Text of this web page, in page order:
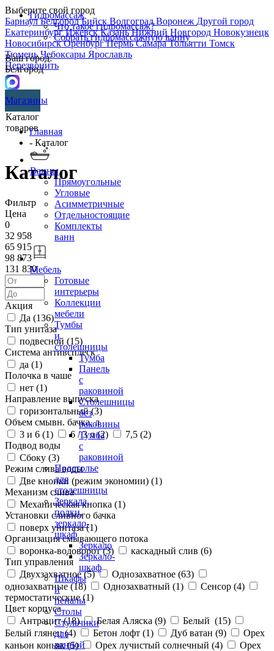
Выберите свой город
БарнаулБелгородБийск ВолгоградВоронеж Другой город
ЕкатеринбургИжевскКазаньНижний Новгород Новокузнецк
НовосибирскОренбургПермьСамараТольятти Томск
ТюменьЧебоксары Ярославль
Перезвонить
Гидромассаж
Что такое гидромассаж?
Собрать гидромассажную ванну
Ваш город:
Белгород
Магазины
Каталог
товаров
Ванны
Прямоугольные
Угловые
Асимметричные
Отдельностоящие
Комплекты
ванн
Мебель
Готовые
интерьеры
Коллекции
мебели
Тумбы
и
столешницы
Тумба
Панель
с
раковиной
Столешницы
без
раковины
Тумба
с
раковиной
Подстолье
для
столешницы
Зеркала,
полки,
зеркало-
шкаф
Зеркало
Зеркало-
шкаф
Шкафы
и
пеналы
Столы
Стульчики
для
ванной
Главная
- Каталог
Каталог
Фильтр
Цена
0
32 958
65 915
98 873
131 830
Акция
Да (136)
Тип унитаза
подвесной (15)
Система антивсплеск
да (1)
Полочка в чаше
нет (1)
Направление выпуска
горизонтальный (3)
Объем смывн. бачка, л
3 и 6 (1) 6 / 3 л (2) 7,5 (2)
Подвод воды
Сбоку (3)
Режим слива воды
Две кнопки (режим экономии) (1)
Механизм слива
Механическая кнопка (1)
Установки сливного бачка
поверх унитаза (1)
Организация смывающего потока
воронка-водоворот (3) каскадный слив (6)
Тип управления
Двухзахватное (5) Однозахватное (63)
однозахватные (18) Однозахватный (1) Сенсор (4)
термостатические (1)
Цвет корпуса
Антрацит (18) Белая Аляска (9) Белый (15)
Белый глянец (4) Бетон лофт (1) Дуб ватан (9)
Орех
каньон коньяк (5) Орех лучистый солнечный (4)
Орех